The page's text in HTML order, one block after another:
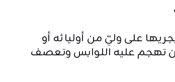
على وليّ من أوليائه أو
تهجم عليه اللوابس وتعصف